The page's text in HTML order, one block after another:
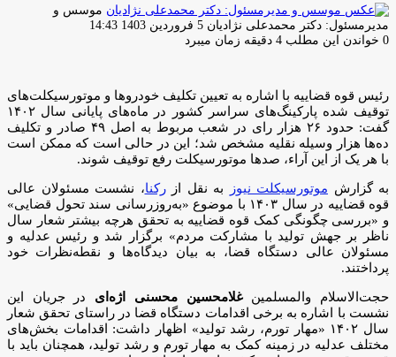
موسس و
مدیرمسئول: دکتر محمدعلی نژادیان ارسال
ایمیل
5 فروردین 1403 14:43
0 خواندن این مطلب 4 دقیقه زمان میبرد
رئیس قوه قضاییه با اشاره به تعیین تکلیف خودروها و موتورسیکلت‌های
توقیف شده پارکینگ‌های سراسر کشور در ماه‌های پایانی سال ۱۴۰۲
گفت: حدود ۲۶ هزار رای در شعب مربوط به اصل ۴۹ صادر و تکلیف
ده‌ها هزار وسیله نقلیه مشخص شد؛ این در حالی است که ممکن است
با هر یک از این آراء، صدها موتورسیکلت رفع توقیف شوند.
به گزارش موتورسیکلت نیوز به نقل ازرکنا، نشست مسئولان عالی
قوه قضاییه در سال ۱۴۰۳ با موضوع «به‌روزرسانی سند تحول قضایی»
و «بررسی چگونگی کمک قوه قضاییه به تحقق هرچه بیشتر شعار سال
ناظر بر جهش تولید با مشارکت مردم» برگزار شد و رئیس عدلیه و
مسئولان عالی دستگاه قضا، به بیان دیدگاه‌ها و نقطه‌نظرات خود
پرداختند.
حجت‌الاسلام والمسلمین غلامحسین محسنی اژه‌ای در جریان این
نشست با اشاره به برخی اقدامات دستگاه قضا در راستای تحقق شعار
سال ۱۴۰۲ «مهار تورم، رشد تولید» اظهار داشت: اقدامات بخش‌های
مختلف عدلیه در زمینه کمک به مهار تورم و رشد تولید، همچنان باید با